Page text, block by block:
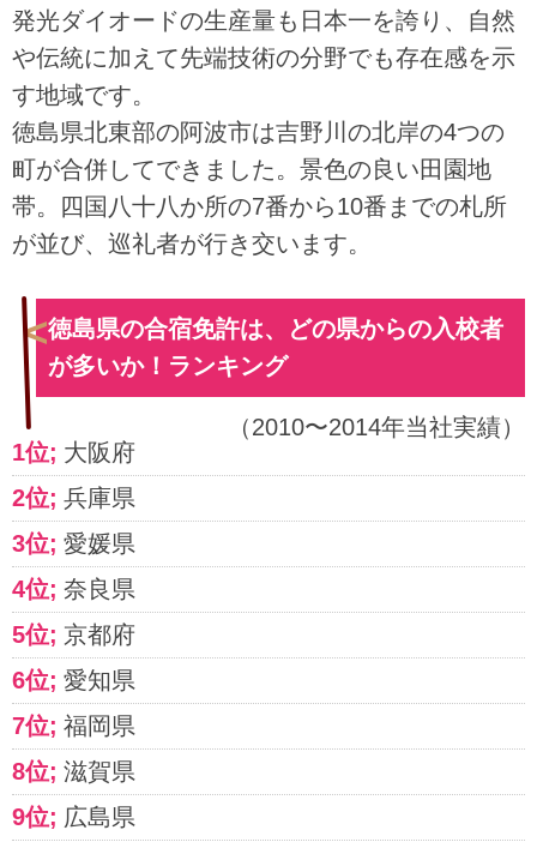
発光ダイオードの生産量も日本一を誇り、自然
や伝統に加えて先端技術の分野でも存在感を示
す地域です。
徳島県北東部の阿波市は吉野川の北岸の4つの
町が合併してできました。景色の良い田園地
帯。四国八十八か所の7番から10番までの札所
が並び、巡礼者が行き交います。
徳島県の合宿免許は、どの県からの入校者
が多いか！ランキング
（2010〜2014年当社実績）
大阪府
兵庫県
愛媛県
奈良県
京都府
愛知県
福岡県
滋賀県
広島県